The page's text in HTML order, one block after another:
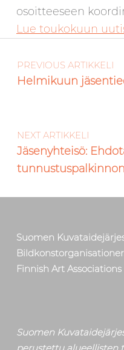
osoitteeseen
Lue toukokuun
Skip back to main navigation
Artikkelien selaus
PREVIOUS ARTIKKELI
Helmikuun
NEXT ARTIKKELI
Jäsenyhteisö:
Suomen
Finnish Art Associations
Suomen